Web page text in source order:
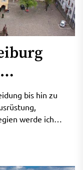
bis hin zu
werde ich
Sie...